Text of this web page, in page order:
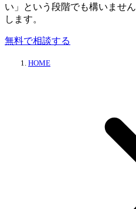
い」という段階でも構いませ
します。
無料で相談する
HOME